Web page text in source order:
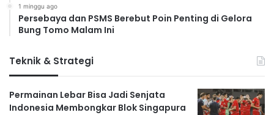
1 minggu ago
Persebaya dan PSMS Berebut Poin Penting di Gelora
Bung Tomo Malam Ini
Teknik & Strategi
Permainan Lebar Bisa Jadi Senjata
Indonesia Membongkar Blok Singapura